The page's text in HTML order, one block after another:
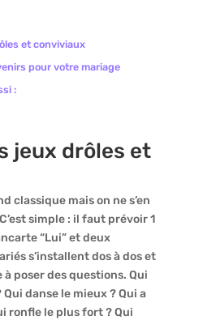
et conviviaux
pour votre mariage
:
jeux drôles et
classique mais on ne s’en
simple : il faut prévoir 1
“Lui” et deux
s’installent dos à dos et
à poser des questions. Qui
danse le mieux ? Qui a
ronfle le plus fort ? Qui